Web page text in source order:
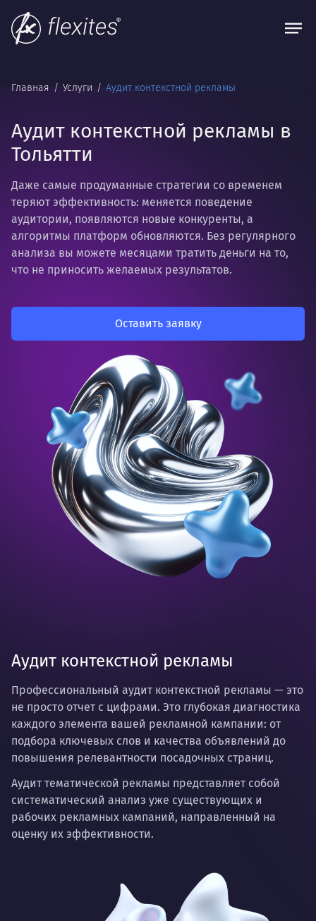
Главная Услуги Аудит контекстной рекламы
Аудит контекстной рекламы в
Тольятти
Даже самые продуманные стратегии со временем
теряют эффективность: меняется поведение
аудитории, появляются новые конкуренты, а
алгоритмы платформ обновляются. Без регулярного
анализа вы можете месяцами тратить деньги на то,
что не приносить желаемых результатов.
Оставить заявку
Аудит контекстной рекламы
Профессиональный аудит контекстной рекламы — это
не просто отчет с цифрами. Это глубокая диагностика
каждого элемента вашей рекламной кампании: от
подбора ключевых слов и качества объявлений до
повышения релевантности посадочных страниц.
Аудит тематической рекламы представляет собой
систематический анализ уже существующих и
рабочих рекламных кампаний, направленный на
оценку их эффективности.